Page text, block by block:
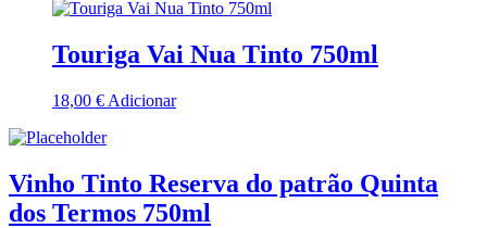
Torre de Palma Alentejo
Touriga Vai Nua Tinto 750ml
18,00 € Adicionar
Vinho Tinto Reserva do patrão Quinta
dos Termos 750ml